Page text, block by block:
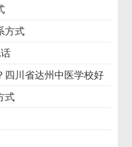
方式
四川省达州中医学校好
式